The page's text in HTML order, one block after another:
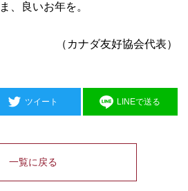
、良いお年を。
（カナダ友好協会代表）
ツイート LINEで送る
一覧に戻る